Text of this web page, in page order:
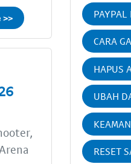
>> PAYPAL
CARA
HAPUS
UBAH
RESET